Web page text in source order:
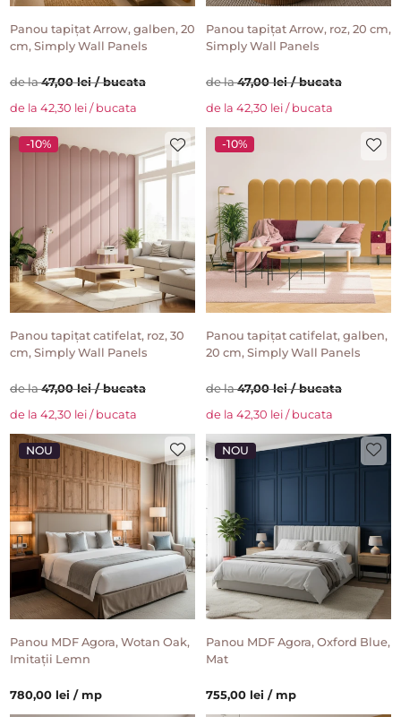
Panou tapițat Arrow, galben, 20
cm, Simply Wall Panels
de la47,00 lei / bucata
de la 42,30 lei / bucata
Panou tapițat Arrow, roz, 20 cm,
Simply Wall Panels
de la47,00 lei / bucata
de la 42,30 lei / bucata
-10%
Panou tapițat catifelat, roz, 30
cm, Simply Wall Panels
de la47,00 lei / bucata
de la 42,30 lei / bucata
-10%
Panou tapițat catifelat, galben,
20 cm, Simply Wall Panels
de la47,00 lei / bucata
de la 42,30 lei / bucata
NOU
Panou MDF Agora, Wotan Oak,
Imitații Lemn
780,00 lei / mp
NOU
Panou MDF Agora, Oxford Blue,
Mat
755,00 lei / mp